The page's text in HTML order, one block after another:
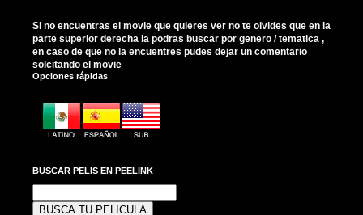
Si no encuentras el movie que quieres ver no te olvides que en la
parte superior derecha la podras buscar por genero / tematica ,
en caso de que no la encuentres pudes dejar un comentario
solcitando el movie
Opciones rápidas
BUSCAR PELIS EN PEELINK